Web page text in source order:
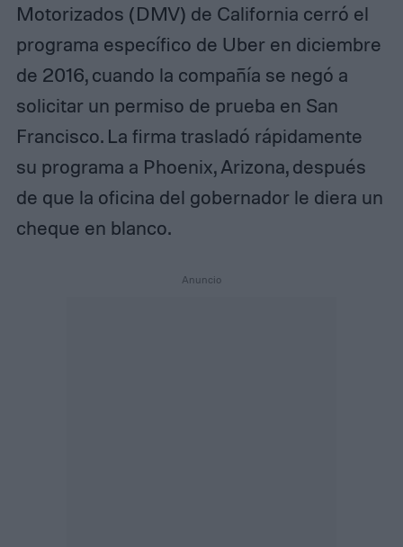
Motorizados (DMV) de California cerró el
programa específico de Uber en diciembre
de 2016, cuando la compañía se negó a
solicitar un permiso de prueba en San
Francisco. La firma trasladó rápidamente
su programa a Phoenix, Arizona, después
de que la oficina del gobernador le diera un
cheque en blanco.